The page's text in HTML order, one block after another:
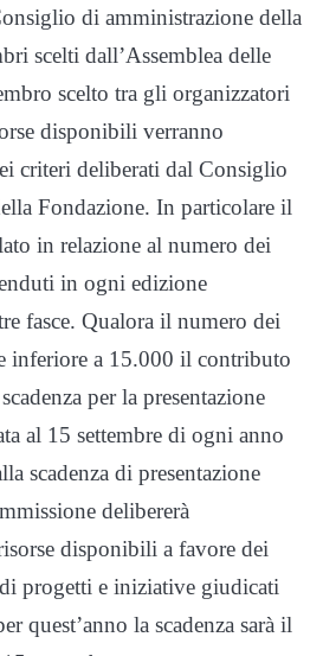
di amministrazione della
scelti dall’Assemblea delle
scelto tra gli organizzatori
disponibili verranno
criteri deliberati dal Consiglio
Fondazione. In particolare il
in relazione al numero dei
in ogni edizione
fasce. Qualora il numero dei
inferiore a 15.000 il contributo
per la presentazione
al 15 settembre di ogni anno
scadenza di presentazione
delibererà
disponibili a favore dei
progetti e iniziative giudicati
quest’anno la scadenza sarà il